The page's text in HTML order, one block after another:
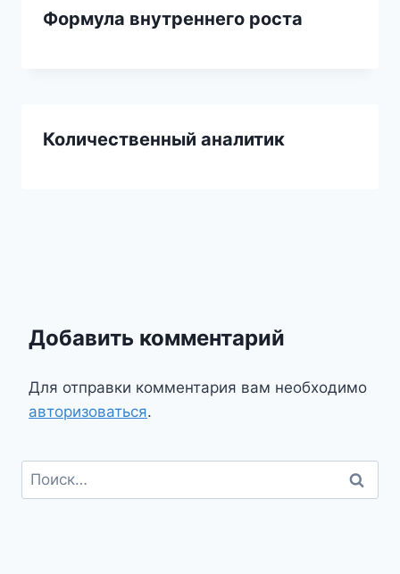
Формула внутреннего роста
Количественный аналитик
Добавить комментарий
Для отправки комментария вам необходимо
авторизоваться.
Найти: